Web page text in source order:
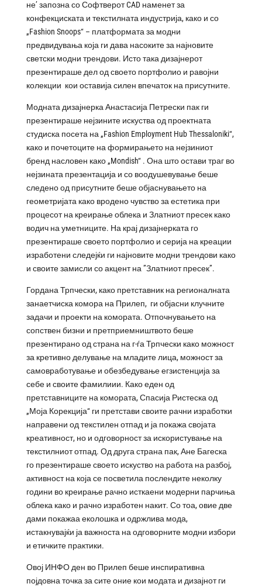
не’ запозна со Софтверот CAD наменет за
конфекциската и текстилната индустрија, како и со
„Fashion Snoops“ – платформата за модни
предвидувања која ги дава насоките за најновите
светски модни трендови. Исто така дизајнерот
презентираше дел од своето портфолио и равојни
колекции кои оставија силен впечаток на присутните.
Модната дизајнерка Анастасија Петрески пак ги
презентираше нејзините искуства од проектната
студиска посета на „Fashion Employment Hub Thessaloniki“,
како и почетоците на формирањето на нејзиниот
бренд насловен како „Mondish“ . Она што остави траг во
нејзината презентација и со воодушевување беше
следено од присутните беше објаснувањето на
геометријата како вродено чувство за естетика при
процесот на креирање облека и Златниот пресек како
водич на уметниците. На крај дизајнерката го
презентираше своето портфолио и серија на креации
изработени следејќи ги најновите модни трендови како
и своите замисли со акцент на ”Златниот пресек”.
Гордана Трпчески, како претставник на регионалната
занаетчиска комора на Прилеп, ги објасни клучните
задачи и проекти на комората. Отпочнувањето на
сопствен бизни и претприемништвото беше
презентирано од страна на г-ѓа Трпчески како можност
за кретивно делување на младите лица, можност за
самовработување и обезбедување егзистенција за
себе и своите фамилиии. Како еден од
претставниците на комората, Спасија Ристеска од
„Моја Корекција“ ги претстави своите рачни изработки
направени од текстилен отпад и ја покажа својата
креативност, но и одговорност за искористување на
текстилниот отпад. Од друга страна пак, Ане Багеска
го презентираше своето искуство на работа на разбој,
активност на која се посветила послендите неколку
години во креирање рачно исткаени модерни парчиња
облека како и рачно изработен накит. Со тоа, овие две
дами покажаа еколошка и одржлива мода,
истакнувајќи ја важноста на одговорните модни избори
и етичките практики.
Овој ИНФО ден во Прилеп беше инспиративна
појдовна точка за сите оние кои модата и дизајнот ги